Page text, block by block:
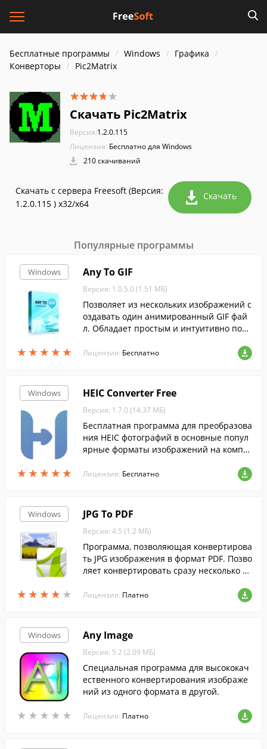
Бесплатные программы Windows
Графика
Конверторы
Pic2Matrix
Скачать Pic2Matrix
Версия:1.2.0.115
Лицензия: Бесплатно для Windows
210 скачиваний
Скачать с сервера Freesoft (Версия:
1.2.0.115 ) x32/x64
Скачать
Популярные программы
Windows
★ ★ ★ ★ ★
★ ★ ★ ★ ★
Any To GIF
Версия: 1.0.5.0 (1.51 МБ)
Позволяет из нескольких изображений с
оздавать один анимированный GIF фай
л. Обладает простым и интуитивно поня
Лицензия: Бесплатно
Windows
★ ★ ★ ★ ★
★ ★ ★ ★ ★
HEIC Converter Free
Версия: 1.7.0 (14.37 МБ)
Бесплатная программа для преобразова
ния HEIC фотографий в основные попул
ярные форматы изображений на компь
Лицензия: Бесплатно
Windows
★ ★ ★ ★ ★
★ ★ ★ ★ ★
JPG To PDF
Версия: 4.5 (1.2 МБ)
Программа, позволяющая конвертирова
ть JPG изображения в формат PDF. Позво
ляет конвертировать сразу несколько ф
Лицензия: Платно
Windows
★ ★ ★ ★ ★
★ ★ ★ ★ ★
Any Image
Версия: 5.2 (2.09 МБ)
Специальная программа для высококач
ественного конвертирования изображе
ний из одного формата в другой.
Лицензия: Платно